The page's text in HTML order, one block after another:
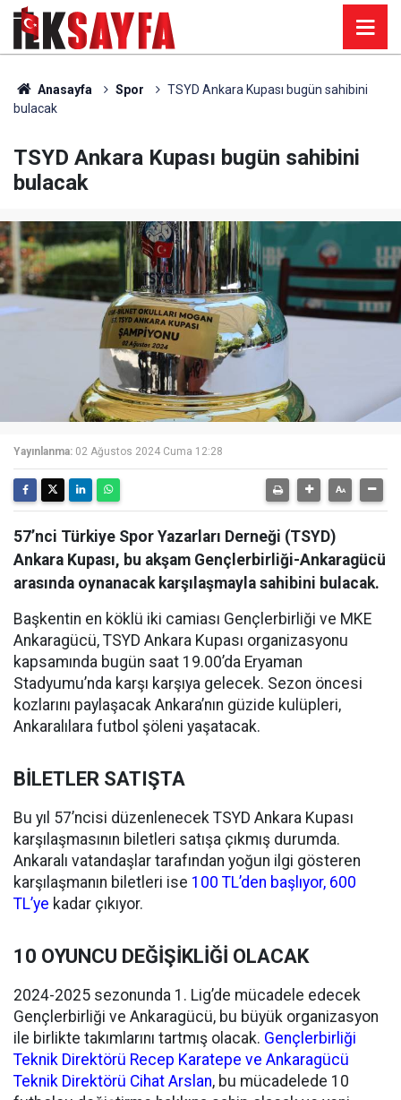
Anasayfa Spor
TSYD Ankara Kupası bugün sahibini
bulacak
TSYD Ankara Kupası bugün sahibini
bulacak
Yayınlanma: 02 Ağustos 2024 Cuma 12:28
57’nci Türkiye Spor Yazarları Derneği (TSYD)
Ankara Kupası, bu akşam Gençlerbirliği-Ankaragücü
arasında oynanacak karşılaşmayla sahibini bulacak.
Başkentin en köklü iki camiası Gençlerbirliği ve MKE
Ankaragücü, TSYD Ankara Kupası organizasyonu
kapsamında bugün saat 19.00’da Eryaman
Stadyumu’nda karşı karşıya gelecek. Sezon öncesi
kozlarını paylaşacak Ankara’nın güzide kulüpleri,
Ankaralılara futbol şöleni yaşatacak.
BİLETLER SATIŞTA
Bu yıl 57’ncisi düzenlenecek TSYD Ankara Kupası
karşılaşmasının biletleri satışa çıkmış durumda.
Ankaralı vatandaşlar tarafından yoğun ilgi gösteren
karşılaşmanın biletleri ise 100 TL’den başlıyor, 600
TL’ye kadar çıkıyor.
10 OYUNCU DEĞİŞİKLİĞİ OLACAK
2024-2025 sezonunda 1. Lig’de mücadele edecek
Gençlerbirliği ve Ankaragücü, bu büyük organizasyon
ile birlikte takımlarını tartmış olacak. Gençlerbirliği
Teknik Direktörü Recep Karatepe ve Ankaragücü
Teknik Direktörü Cihat Arslan, bu mücadelede 10